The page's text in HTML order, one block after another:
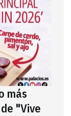
más
"Vive